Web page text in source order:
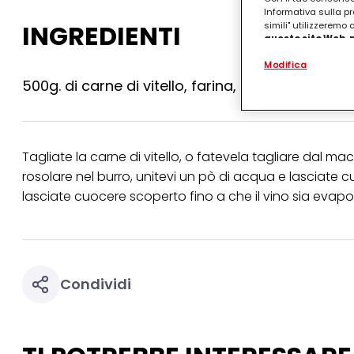
INGREDIENTI
500g. di carne di vitello, farina, burro, marsala,
Tagliate la carne di vitello, o fatevela tagliare dal
rosolare nel burro, unitevi un pò di acqua e lasciate
lasciate cuocere scoperto fino a che il vino sia
Condividi
Informativa sulla
simili" utilizzeremo
questo sito
.
(rispettivamente
terzi, conservare
identificati) su
Puoi trovare
collegata nel piè di
qualsiasi
collegata nel piè di
Modifica